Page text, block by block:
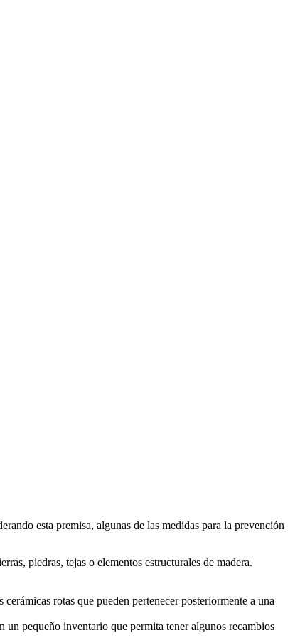
esta premisa, algunas de las medidas para la prevención
piedras, tejas o elementos estructurales de madera.
rotas que pueden pertenecer posteriormente a una
un pequeño inventario que permita tener algunos recambios